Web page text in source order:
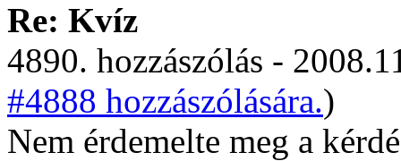
Re: Kvíz
4890. hozzászólás -
#4888 hozzászólására.)
Nem érdemelte meg a